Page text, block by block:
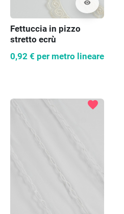
visibility
Fettuccia in pizzo
stretto ecrù
0,92 € per metro lineare
favorite